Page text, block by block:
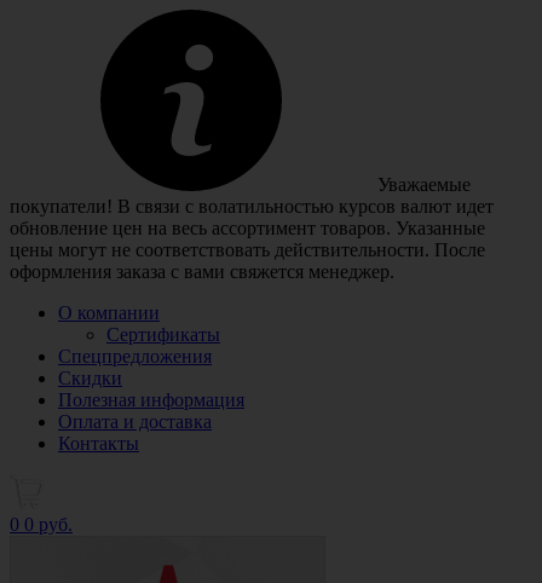
Уважаемые
покупатели! В связи с волатильностью курсов валют идет
обновление цен на весь ассортимент товаров. Указанные
цены могут не соответствовать действительности. После
оформления заказа с вами свяжется менеджер.
О компании
Сертификаты
Спецпредложения
Скидки
Полезная информация
Оплата и доставка
Контакты
0 0 руб.